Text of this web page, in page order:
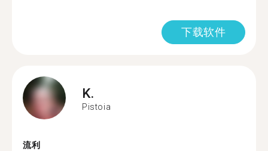
下载软件
K.
Pistoia
流利